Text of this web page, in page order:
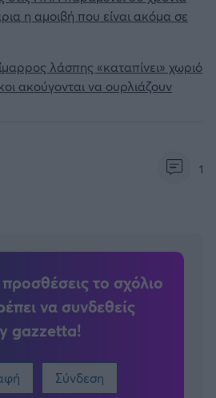
η αμοιβή που είναι ακόμα σε
λάσπης «καταπίνει» χωριό
ακούγονται να ουρλιάζουν
1
προσθέσεις το σχόλιο
να συνδεθείς
gazzetta!
Σύνδεση